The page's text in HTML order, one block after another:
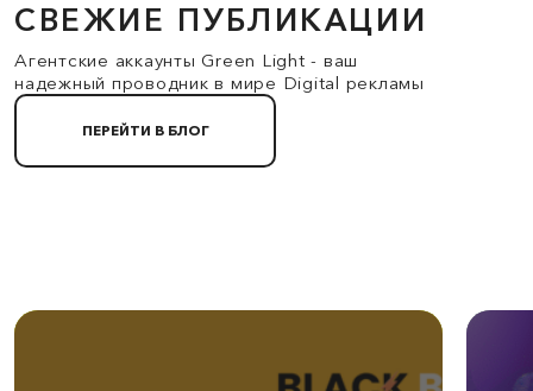
СВЕЖИЕ ПУБЛИКАЦИИ
Агентские аккаунты Green Light - ваш
надежный проводник в мире Digital рекламы
ПЕРЕЙТИ В БЛОГ